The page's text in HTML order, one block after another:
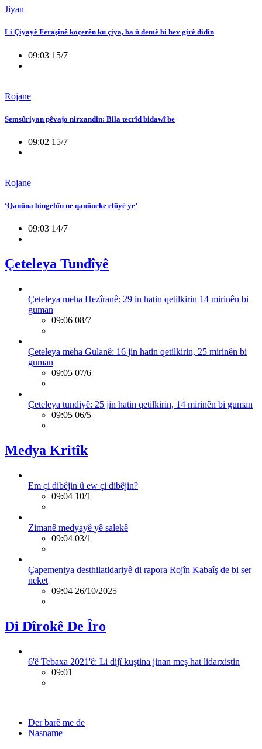
Jiyan
Li Çiyayê Feraşînê koçerên ku çiya, ba û demê bi hev girê didin
09:03 15/7
Rojane
Semsûriyan pêvajo nirxandin: Bila tecrîd bidawî be
09:02 15/7
Rojane
‘Qanûna bingehîn ne qanûneke efûyê ye’
09:03 14/7
Çeteleya Tundîyê
Çeteleya meha Hezîranê: 29 in hatin qetilkirin 14 mirinên bi
guman
09:06 08/7
Çeteleya meha Gulanê: 16 jin hatin qetilkirin, 25 mirinên bi
guman
09:05 07/6
Çeteleya tundiyê: 25 jin hatin qetilkirin, 14 mirinên bi guman
09:05 06/5
Medya Kritîk
Em çi dibêjin û ew çi dibêjin?
09:04 10/1
Zimanê medyayê yê salekê
09:04 03/1
Çapemeniya desthilatldariyê di rapora Rojîn Kabaîş de bi ser
neket
09:04 26/10/2025
Di Dîrokê De Îro
6'ê Tebaxa 2021'ê: Li dijî kuştina jinan meş hat lidarxistin
09:01
Der barê me de
Nasname